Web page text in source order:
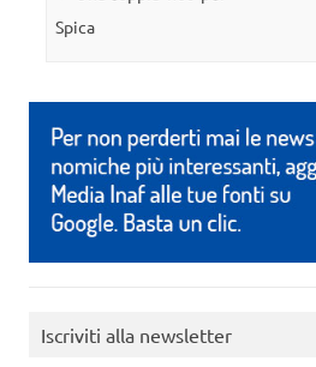
Spica
Iscriviti alla newsletter